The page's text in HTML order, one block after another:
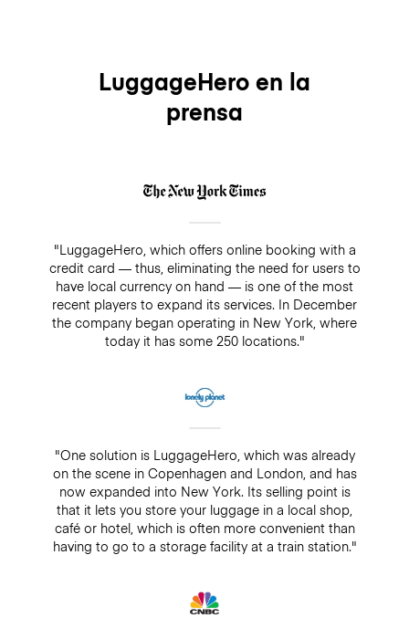
LuggageHero en la
prensa
"LuggageHero, which offers online booking with a
credit card — thus, eliminating the need for users to
have local currency on hand — is one of the most
recent players to expand its services. In December
the company began operating in New York, where
today it has some 250 locations."
"One solution is LuggageHero, which was already
on the scene in Copenhagen and London, and has
now expanded into New York. Its selling point is
that it lets you store your luggage in a local shop,
café or hotel, which is often more convenient than
having to go to a storage facility at a train station."